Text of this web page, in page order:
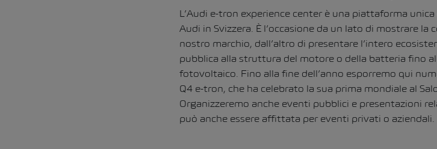
L’Audi e-tron experience center è una piattaforma
Audi in Svizzera. È l’occasione da un lato di mostrare
nostro marchio, dall’altro di presentare l’intero
pubblica alla struttura del motore o della batteria fino
fotovoltaico. Fino alla fine dell’anno esporremo qui
Q4 e-tron, che ha celebrato la sua prima mondiale al
Organizzeremo anche eventi pubblici e presentazioni
può anche essere affittata per eventi privati o aziendali.